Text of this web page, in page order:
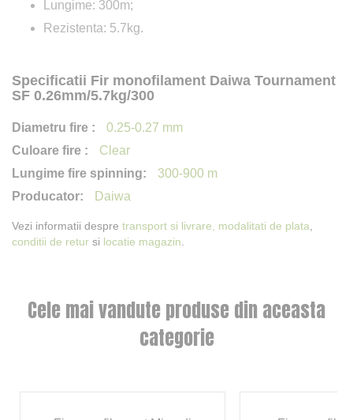
Lungime: 300m;
Rezistenta: 5.7kg.
Specificatii Fir monofilament Daiwa Tournament
SF 0.26mm/5.7kg/300
0.25-0.27 mm
Clear
300-900 m
Daiwa
Vezi informatii despre transport si livrare, modalitati de plata
conditii de retur si locatie magazin
Cele mai vandute produse din aceasta
categorie